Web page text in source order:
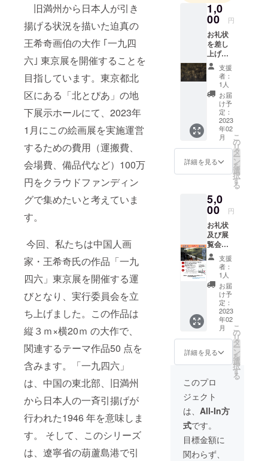
旧満州から日本人が引き
揚げる状況を描いた迫真の
王希奇画伯の大作 ｢一九四
六｣ 東京展を開催することを
目指しています。東京都北
区にある「北とぴあ」の地
下展示ホールにて、2023年
1月にこの絵画展を実施運営
するための費用（運搬費、
会場費、備品代など）100万
円をクラウドファンディン
グで集めたいと考えていま
す。
今回、私たちは中国人画
家・王希奇氏の作品「一九
四六」東京展を開催する運
びとなり、実行委員会を立
ち上げました。この作品は
縦３ｍ×横20ｍ の大作で、
関連するテーマ作品50 点を
含みます。「一九四六」
は、中国の東北部、旧満州
から日本人の一斉引揚げが
行われた1946 年を意味しま
す。 そして、このシリーズ
は、遼寧省の葫蘆島港で引
1,0
00 円
お礼状
を差し
上げま
す。支援
者：
1人
お届
け予
定：
2023
年02
月
詳細を見る
こ
の
リ
タ
ー
ン
を
選
択
す
る
5,0
00 円
お礼状
及び展
覧会の
報告書
を差し
上げま
す。
支援
者：
1人
お届
け予
定：
2023
年02
月
詳細を見る
こ
の
リ
タ
ー
ン
を
選
択
す
る
このプロ
ジェクト
は、 All-In方
式です。
目標金額に
関わらず、